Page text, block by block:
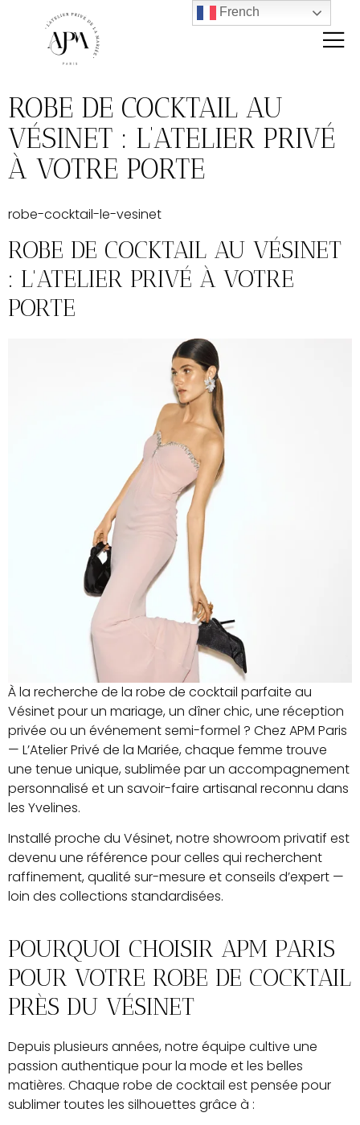
ROBE DE COCKTAIL AU
VÉSINET : L’ATELIER PRIVÉ
À VOTRE PORTE
robe-cocktail-le-vesinet
ROBE DE COCKTAIL AU VÉSINET
: L'ATELIER PRIVÉ À VOTRE
PORTE
À la recherche de la robe de cocktail parfaite au
Vésinet pour un mariage, un dîner chic, une réception
privée ou un événement semi-formel ? Chez APM Paris
— L’Atelier Privé de la Mariée, chaque femme trouve
une tenue unique, sublimée par un accompagnement
personnalisé et un savoir-faire artisanal reconnu dans
les Yvelines.
Installé proche du Vésinet, notre showroom privatif est
devenu une référence pour celles qui recherchent
raffinement, qualité sur-mesure et conseils d’expert —
loin des collections standardisées.
POURQUOI CHOISIR APM PARIS
POUR VOTRE ROBE DE COCKTAIL
PRÈS DU VÉSINET
Depuis plusieurs années, notre équipe cultive une
passion authentique pour la mode et les belles
matières. Chaque robe de cocktail est pensée pour
sublimer toutes les silhouettes grâce à :
French